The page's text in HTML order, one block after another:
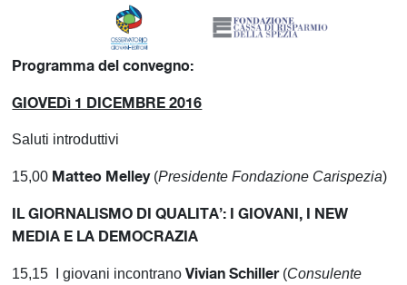
Programma del convegno:
GIOVEDì 1 DICEMBRE 2016
Saluti introduttivi
15,00 Matteo Melley(Presidente Fondazione Carispezia)
IL GIORNALISMO DI QUALITA’: I GIOVANI, I NEW
MEDIA E LA DEMOCRAZIA
15,15 I giovani incontranoVivian Schiller(Consulente